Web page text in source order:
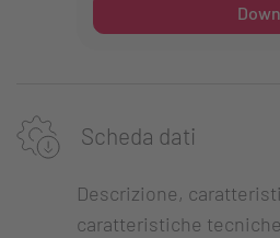
Scheda dati
Descrizione,
caratteristiche tecniche